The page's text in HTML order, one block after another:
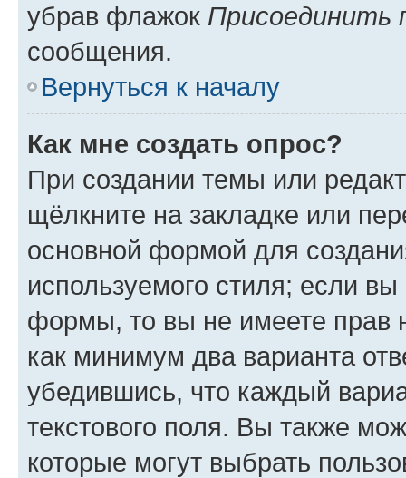
убрав флажок Присоединить
сообщения.
Вернуться к началу
Как мне создать опрос?
При создании темы или
щёлкните на закладке или
основной формой для
используемого стиля; если
формы, то вы не имеете прав
как минимум два варианта
убедившись, что каждый
текстового поля. Вы также
которые могут выбрать